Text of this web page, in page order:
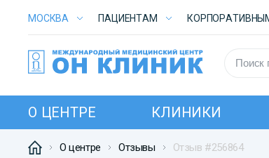
МОСКВА ПАЦИЕНТАМ
О ЦЕНТРЕ КЛИНИКИ
О центре Отзывы Отзыв #256864